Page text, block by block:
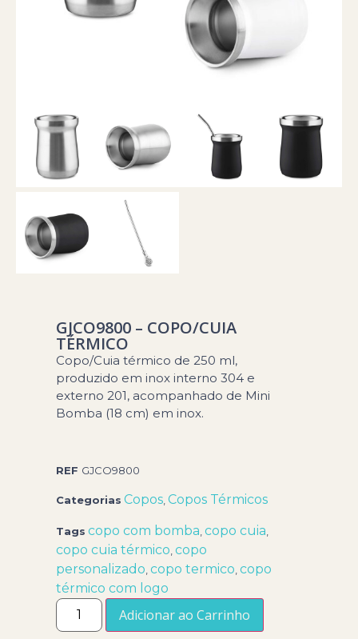
GJCO9800 – COPO/CUIA
TÉRMICO
Copo/Cuia térmico de 250 ml,
produzido em inox interno 304 e
externo 201, acompanhado de Mini
Bomba (18 cm) em inox.
REF GJCO9800
Categorias Copos ,Copos Térmicos
Tags copo com bomba ,copo cuia
copo cuia térmico ,copo
personalizado ,copo termico ,copo
térmico com logo
Adicionar ao Carrinho